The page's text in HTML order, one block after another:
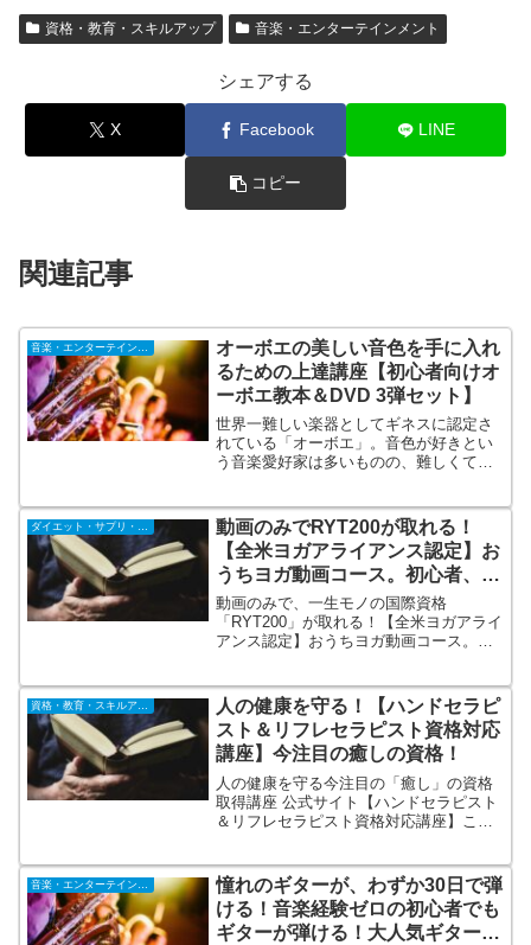
資格・教育・スキルアップ 音楽・エンターテインメント
シェアする
X Facebook LINE
コピー
関連記事
オーボエの美しい音色を手に入れ
るための上達講座【初心者向けオ
ーボエ教本＆DVD 3弾セット】
世界一難しい楽器としてギネスに認定さ
れている「オーボエ」。音色が好きとい
う音楽愛好家は多いものの、難しくて諦
で、初めてでも自宅でできるオーボエ教
材を制作いたしました。
動画のみでRYT200が取れる！
【全米ヨガアライアンス認定】お
うちヨガ動画コース。初心者、ヨ
ガ未経験者OK！
動画のみで、一生モノの国際資格
「RYT200」が取れる！【全米ヨガアライ
アンス認定】おうちヨガ動画コース。初
の有効活用→中間試験と卒業試験以外は
全て動画のため、日々はスマホで学習が
可能。
資格・教育・スキルアップ
人の健康を守る！【ハンドセラピ
スト＆リフレセラピスト資格対応
講座】今注目の癒しの資格！
人の健康を守る今注目の「癒し」の資格
取得講座 公式サイト【ハンドセラピスト
＆リフレセラピスト資格対応講座】この
身につけ、心と体のバランスを整えなが
ら、日常の健康維持に役立てられる内容
です。
音楽・エンターテインメント
憧れのギターが、わずか30日で弾
ける！音楽経験ゼロの初心者でも
ギターが弾ける！大人気ギター教